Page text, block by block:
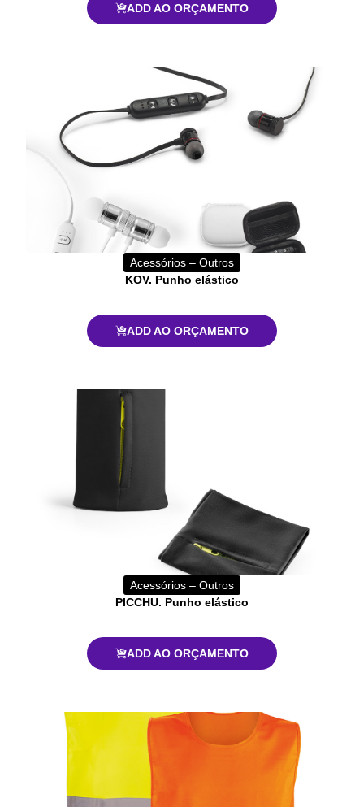
ADD AO ORÇAMENTO
Acessórios – Outros
KOV. Punho elástico
ADD AO ORÇAMENTO
Acessórios – Outros
PICCHU. Punho elástico
ADD AO ORÇAMENTO